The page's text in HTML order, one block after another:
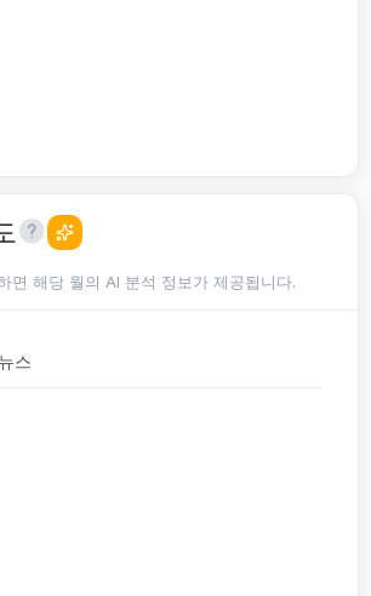
면 해당 월의 AI 분석 정보가 제공됩니다.
뉴스